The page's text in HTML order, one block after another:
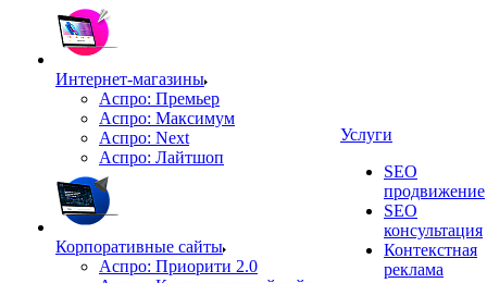
Интернет-магазины
Аспро: Премьер
Аспро: Максимум
Аспро: Next
Аспро: Лайтшоп
Корпоративные сайты
Аспро: Приорити 2.0
Услуги
SEO
продвижение
SEO
консультация
Контекстная
реклама